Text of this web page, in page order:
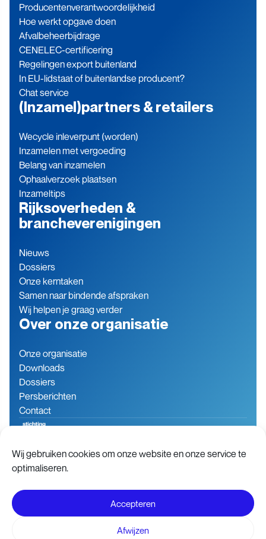
Wij gebruiken cookies om onze website en onze service te
optimaliseren.
Accepteren
Afwijzen
Producenten­verantwoordelijkheid
Hoe werkt opgave doen
Afvalbeheerbijdrage
CENELEC-certificering
Regelingen export buitenland
In EU-lidstaat of buitenlandse producent?
Chat service
(Inzamel)partners & retailers
Wecycle inleverpunt (worden)
Inzamelen met vergoeding
Belang van inzamelen
Ophaalverzoek plaatsen
Inzameltips
Rijksoverheden &
brancheverenigingen
Nieuws
Dossiers
Onze kerntaken
Samen naar bindende afspraken
Wij helpen je graag verder
Over onze organisatie
Onze organisatie
Downloads
Dossiers
Persberichten
Contact
Baron de Coubertinlaan 7
2719 EN Zoetermeer
Disclaimer
Voorwaarden